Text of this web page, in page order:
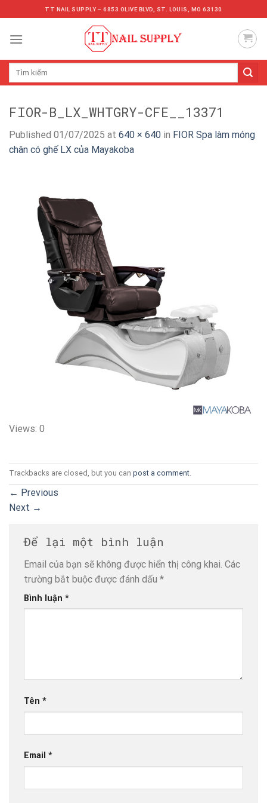
to
content
TT NAIL SUPPLY – 6853 OLIVE BLVD, ST. LOUIS, MO 63130
Tìm
FIOR-B_LX_WHTGRY-CFE__13371
Published 01/07/2025 at 640 × 640 in FIOR Spa làm móng
chân có ghế LX của Mayakoba
Views: 0
Trackbacks are closed, but you can post a comment.
← Previous
Next →
Để lại một bình luận
Email của bạn sẽ không được hiển thị công khai. Các
trường bắt buộc được đánh dấu *
Bình luận *
Tên *
Email *